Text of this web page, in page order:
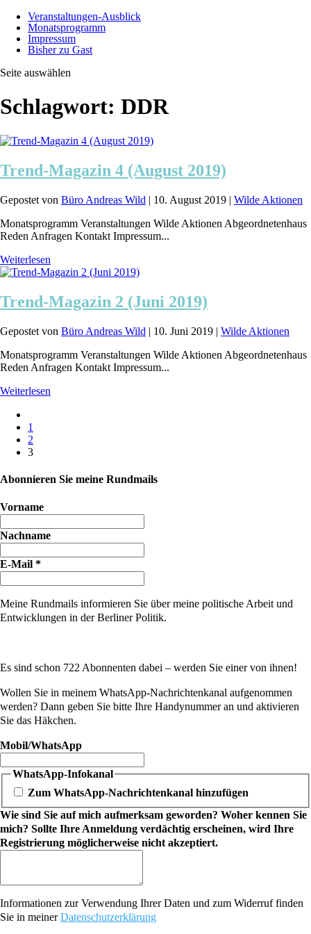
Veranstaltungen-Ausblick
Monatsprogramm
Impressum
Bisher zu Gast
Seite auswählen
Schlagwort: DDR
Trend-Magazin 4 (August 2019)
Gepostet von Büro Andreas Wild | 10. August 2019 | Wilde Aktionen
Monatsprogramm Veranstaltungen Wilde Aktionen Abgeordnetenhaus
Reden Anfragen Kontakt Impressum...
Weiterlesen
Trend-Magazin 2 (Juni 2019)
Gepostet von Büro Andreas Wild | 10. Juni 2019 | Wilde Aktionen
Monatsprogramm Veranstaltungen Wilde Aktionen Abgeordnetenhaus
Reden Anfragen Kontakt Impressum...
Weiterlesen
1
2
3
Abonnieren Sie meine Rundmails
Vorname
Nachname
E-Mail *
Meine Rundmails informieren Sie über meine politische Arbeit und
Entwicklungen in der Berliner Politik.
Es sind schon 722 Abonnenten dabei – werden Sie einer von ihnen!
Wollen Sie in meinem WhatsApp-Nachrichtenkanal aufgenommen
werden? Dann geben Sie bitte Ihre Handynummer an und aktivieren
Sie das Häkchen.
Mobil/WhatsApp
WhatsApp-Infokanal
Zum WhatsApp-Nachrichtenkanal hinzufügen
Wie sind Sie auf mich aufmerksam geworden? Woher kennen Sie
mich? Sollte Ihre Anmeldung verdächtig erscheinen, wird Ihre
Registrierung möglicherweise nicht akzeptiert.
Informationen zur Verwendung Ihrer Daten und zum Widerruf finden
Sie in meinerDatenschutzerklärung